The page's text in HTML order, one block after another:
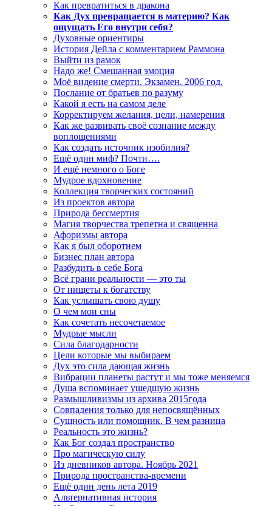
Как превратиться в дракона
Как Дух превращается в материю? Как
ощущать Его внутри себя?
Духовные ориентиры
История Дейла с комментарием Раммона
Выйти из рамок
Надо же! Смешанная эмоция
Моё видение смерти. Экзамен. 2006 год.
Послание от братьев по разуму
Какой я есть на самом деле
Корректируем желания, цели, намерения
Как же развивать своё сознание между
воплощениями
Как создать источник изобилия?
Ещё один миф? Почти….
И ещё немного о Боге
Мудрое вдохновение
Коллекция творческих состояний
Из проектов автора
Природа бессмертия
Магия творчества трепетна и священна
Афоризмы автора
Как я был оборотнем
Бизнес план автора
Разбудить в себе Бога
Всё грани реальности — это ты
От нищеты к богатству
Как услышать свою душу
О чем мои сны
Как сочетать несочетаемое
Мудрые мысли
Сила благодарности
Цели которые мы выбираем
Дух это сила дающая жизнь
Вибрации планеты растут и мы тоже меняемся
Душа вспоминает ушедшую жизнь
Размышливизмы из архива 2015года
Совпадения только для непосвящённых
Сущность или помощник. В чем разница
Реальность это жизнь?
Как Бог создал пространство
Про магическую силу
Из дневников автора. Ноябрь 2021
Природа пространства-времени
Ещё один день лета 2019
Альтернативная история